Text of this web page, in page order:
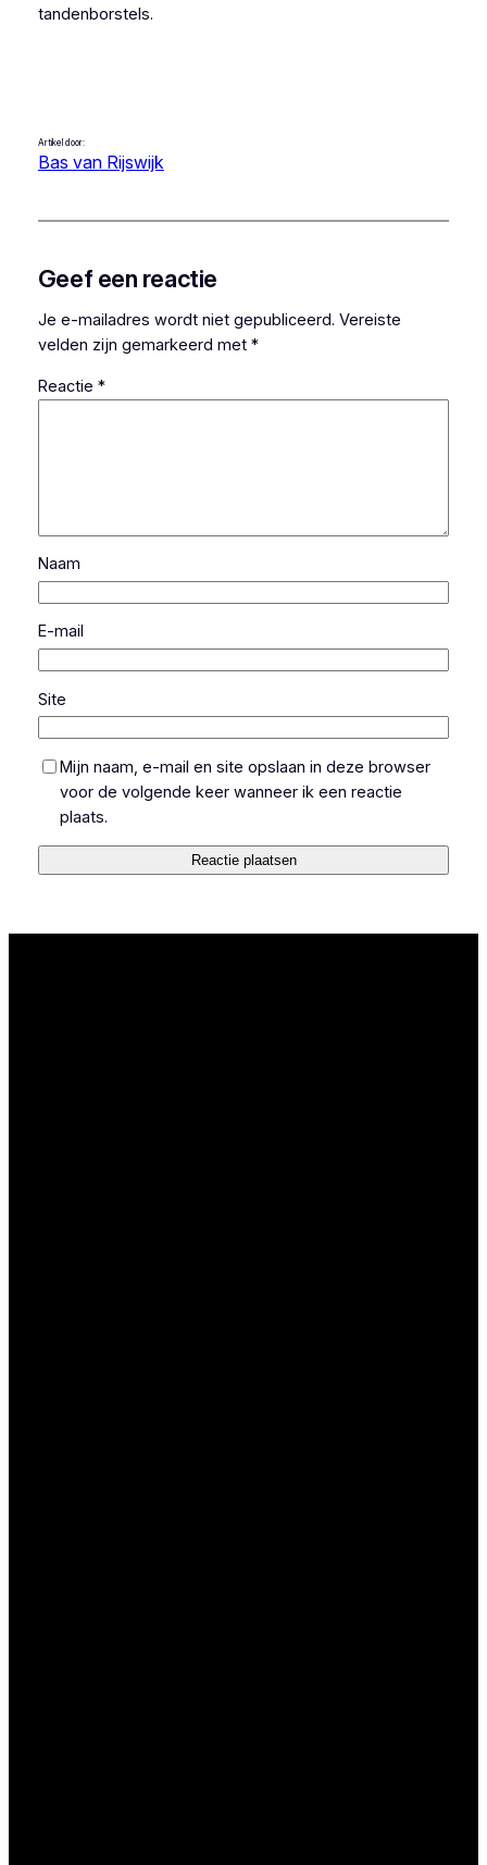
tandenborstels.
Artikel door:
Bas van Rijswijk
Geef een reactie
Je e-mailadres wordt niet gepubliceerd. Vereiste
velden zijn gemarkeerd met *
Reactie *
Naam
E-mail
Site
Mijn naam, e-mail en site opslaan in deze browser
voor de volgende keer wanneer ik een reactie
plaats.